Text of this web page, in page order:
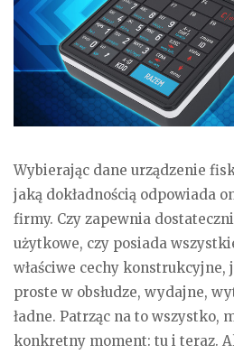
Wybierając dane urządzenie
jaką dokładnością odpowiada
firmy. Czy zapewnia
użytkowe, czy posiada
właściwe cechy konstrukcyjne,
proste w obsłudze, wydajne,
ładne. Patrząc na to wszystko,
konkretny moment: tu i teraz.